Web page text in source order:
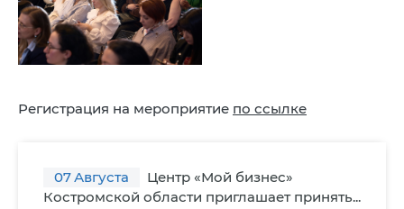
Регистрация на мероприятие по ссылке
07Августа
Центр «Мой бизнес»
Костромской области приглашает принять...